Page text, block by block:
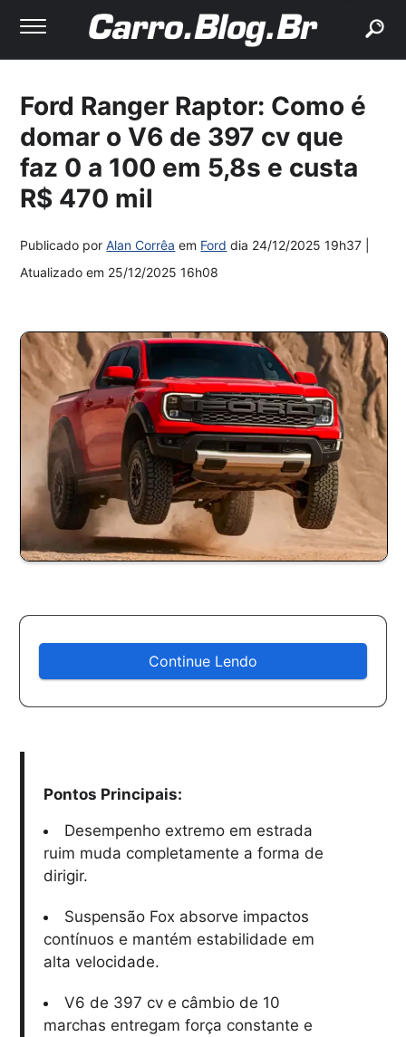
Ford Ranger Raptor: Como é
domar o V6 de 397 cv que
faz 0 a 100 em 5,8s e custa
R$ 470 mil
Publicado porAlan Corrêa em Ford dia 24/12/2025 19h37
Atualizado em 25/12/2025 16h08
Continue Lendo
Pontos Principais:
Desempenho extremo em estrada
ruim muda completamente a forma de
dirigir.
Suspensão Fox absorve impactos
contínuos e mantém estabilidade em
alta velocidade.
V6 de 397 cv e câmbio de 10
marchas entregam força constante e